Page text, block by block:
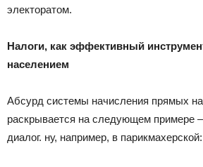
электоратом.
Налоги, как эффективный
населением
Абсурд системы начисления прямых
раскрывается на следующем примере
диалог. ну, например, в парикмахерской: